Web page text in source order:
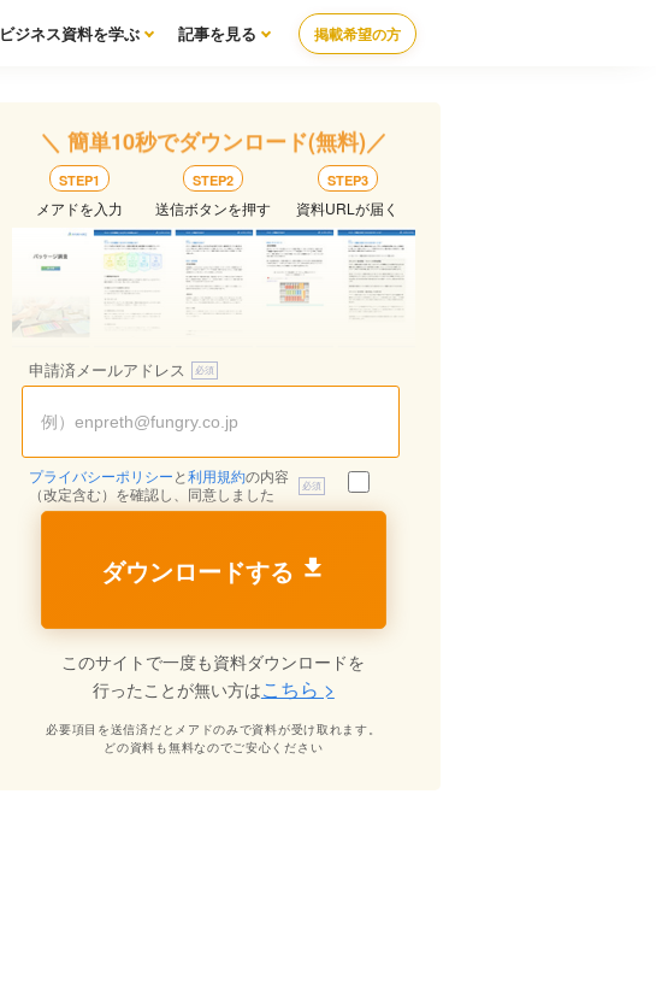
掲載希望の方
ビジネス資料を学ぶ 記事を見る
＼ 簡単10秒でダウンロード(無料)／
STEP1
メアドを入力
STEP2
送信ボタンを押す
STEP3
資料URLが届く
申請済メールアドレス
プライバシーポリシー と利用規約の内容
（改定含む）を確認し、同意しました
ダウンロードする
このサイトで一度も資料ダウンロードを
行ったことが無い方はこちら >
必要項目を送信済だとメアドのみで資料が受け取れます。
どの資料も無料なのでご安心ください